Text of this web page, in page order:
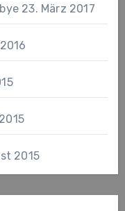
23. März 2017
2015